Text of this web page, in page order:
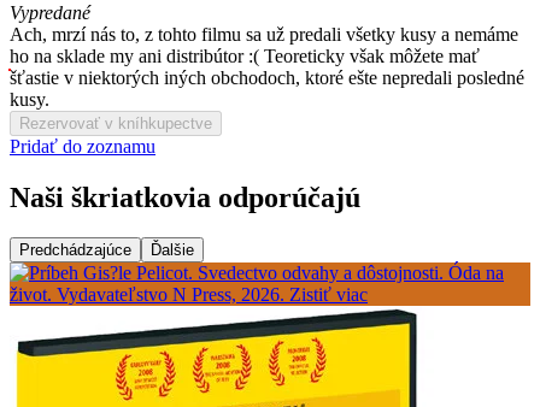
Vypredané
Ach, mrzí nás to, z tohto filmu sa už predali všetky kusy a nemáme
ho na sklade my ani distribútor :( Teoreticky však môžete mať
šťastie v niektorých iných obchodoch, ktoré ešte nepredali posledné
kusy.
Rezervovať v kníhkupectve
Pridať do zoznamu
Naši škriatkovia odporúčajú
Predchádzajúce Ďalšie